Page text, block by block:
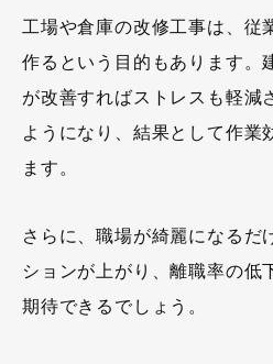
工場や倉庫の改修工事は、従
作るという目的もあります。
が改善すればストレスも軽減
ようになり、結果として作業
ます。
さらに、職場が綺麗になるだ
ションが上がり、離職率の低
期待できるでしょう。